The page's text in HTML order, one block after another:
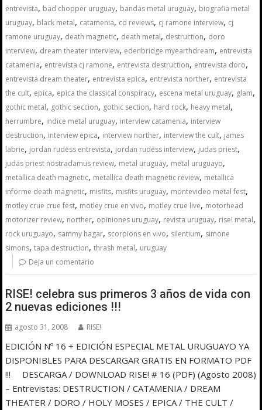
entrevista, bad chopper uruguay, bandas metal uruguay, biografia metal
uruguay, black metal, catamenia, cd reviews, cj ramone interview, cj
ramone uruguay, death magnetic, death metal, destruction, doro
interview, dream theater interview, edenbridge myearthdream, entrevista
catamenia, entrevista cj ramone, entrevista destruction, entrevista doro,
entrevista dream theater, entrevista epica, entrevista norther, entrevista
the cult, epica, epica the classical conspiracy, escena metal uruguay, glam,
gothic metal, gothic seccion, gothic section, hard rock, heavy metal,
herrumbre, indice metal uruguay, interview catamenia, interview
destruction, interview epica, interview norther, interview the cult, james
labrie, jordan rudess entrevista, jordan rudess interview, judas priest,
judas priest nostradamus review, metal uruguay, metal uruguayo,
metallica death magnetic, metallica death magnetic review, metallica
informe death magnetic, misfits, misfits uruguay, montevideo metal fest,
motley crue crue fest, motley crue en vivo, motley crue live, motorhead
motorizer review, norther, opiniones uruguay, revista uruguay, rise! metal,
rock uruguayo, sammy hagar, scorpions en vivo, silentium, simone
simons,tapa destruction,thrash metal, uruguay
Deja un comentario
RISE! celebra sus primeros 3 años de vida con
2 nuevas ediciones !!!
agosto 31, 2008 RISE!
EDICIÓN Nº 16 + EDICIÓN ESPECIAL METAL URUGUAYO YA
DISPONIBLES PARA DESCARGAR GRATIS EN FORMATO PDF
!!! DESCARGA / DOWNLOAD RISE! # 16 (PDF) (Agosto 2008)
– Entrevistas: DESTRUCTION / CATAMENIA / DREAM
THEATER / DORO / HOLY MOSES / EPICA / THE CULT /